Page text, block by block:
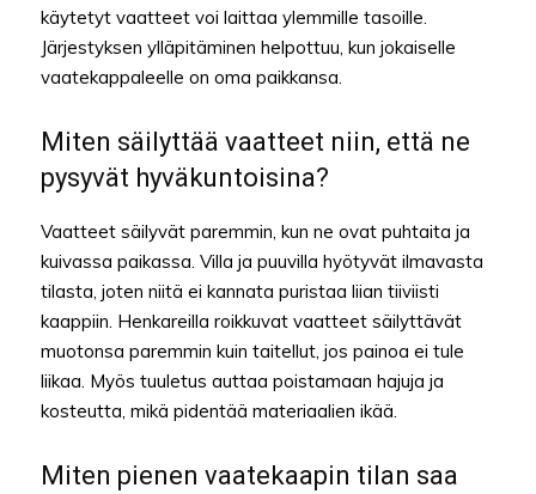
käytetyt vaatteet voi laittaa ylemmille tasoille.
Järjestyksen ylläpitäminen helpottuu, kun jokaiselle
vaatekappaleelle on oma paikkansa.
Miten säilyttää vaatteet niin, että ne
pysyvät hyväkuntoisina?
Vaatteet säilyvät paremmin, kun ne ovat puhtaita ja
kuivassa paikassa. Villa ja puuvilla hyötyvät ilmavasta
tilasta, joten niitä ei kannata puristaa liian tiiviisti
kaappiin. Henkareilla roikkuvat vaatteet säilyttävät
muotonsa paremmin kuin taitellut, jos painoa ei tule
liikaa. Myös tuuletus auttaa poistamaan hajuja ja
kosteutta, mikä pidentää materiaalien ikää.
Miten pienen vaatekaapin tilan saa